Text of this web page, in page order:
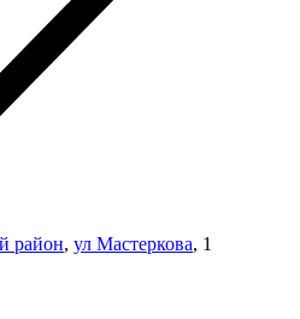
район, ул Мастеркова, 1